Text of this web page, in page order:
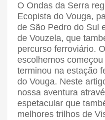
O Ondas da Serra
Ecopista do Vouga,
de São Pedro do Sul
de Vouzela, que
percurso ferroviário.
escolhemos
terminou na estação
do Vouga. Neste
nossa aventura
espetacular que
melhores trilhos de